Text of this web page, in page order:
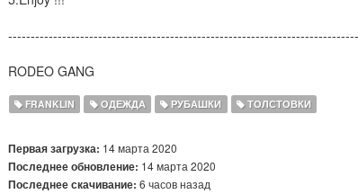
RODEO GANG
FRANKLIN ОДЕЖДА РУБАШКИ ТОЛСТОВКИ
Первая загрузка: 14 марта 2020
Последнее обновление: 14 марта 2020
Последнее скачивание: 6 часов назад